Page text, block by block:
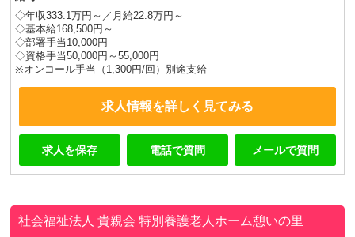
◇年収333.1万円～／月給22.8万円～
◇基本給168,500円～
◇部署手当10,000円
◇資格手当50,000円～55,000円
※オンコール手当（1,300円/回）別途支給
求人情報を詳しく見てみる
求人を保存 電話で質問 メールで質問
社会福祉法人 貴親会特別養護老人ホーム憩いの里